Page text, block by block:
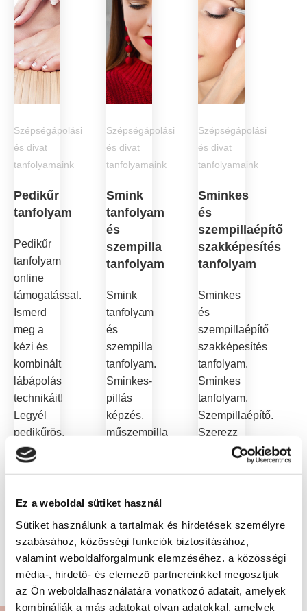
Ez a weboldal sütiket használ
Sütiket használunk a tartalmak és hirdetések személyre
szabásához, közösségi funkciók biztosításához,
valamint weboldalforgalmunk elemzéséhez. a közösségi
média-, hirdető- és elemező partnereinkkel megosztjuk
az Ön weboldalhasználatára vonatkozó adatait, amelyek
kombinálják a más adatokat olyan adatokkal, amelyek
Szépségápolási
és divat
tanfolyamaink
Pedikűr
tanfolyam
Pedikűr
tanfolyam
online
támogatással.
Ismerd
meg a
kézi és
kombinált
lábápolás
technikáit!
Legyél
pedikűrös,
jelentkezz
most
Szépségápolási
és divat
tanfolyamaink
Smink
tanfolyam
és
szempilla
tanfolyam
Smink
tanfolyam
és
szempilla
tanfolyam.
Sminkes-
pillás
képzés,
műszempilla
henna,
laminálás,
szempilla
lifting.
Jelentkezz!
Szépségápolási
és divat
tanfolyamaink
Sminkes
és
szempillaépítő
szakképesítés
tanfolyam
Sminkes
és
szempillaépítő
szakképesítés
tanfolyam.
Sminkes
tanfolyam.
Szempillaépítő.
Szerezz
gyakorlati